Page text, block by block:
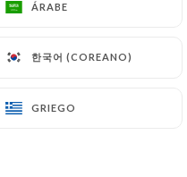
ÁRABE
한국어 (COREANO)
GRIEGO
ÁRABE
한국어 (COREANO)
GRIEGO